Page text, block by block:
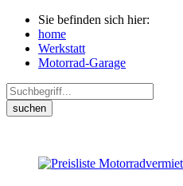
Sie befinden sich hier:
home
Werkstatt
Motorrad-Garage
suchen